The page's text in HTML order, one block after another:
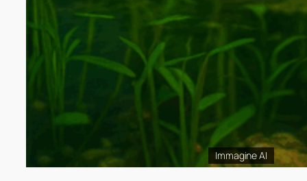
Immagine AI